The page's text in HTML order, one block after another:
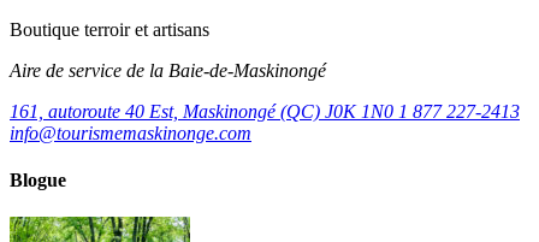
Boutique terroir et artisans
Aire de service de la Baie-de-Maskinongé
161, autoroute 40 Est, Maskinongé (QC) J0K 1N0 1 877 227-2413
info@tourismemaskinonge.com
Blogue